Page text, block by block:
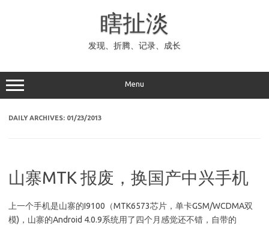
瞎扯淡
发现、折腾、记录、成长
Menu
DAILY ARCHIVES: 01/23/2013
山寨MTK 报废，换国产中兴手机
上一个手机是山寨的I9100（MTK6573芯片，单卡GSM/WCDMA双
模)，山寨的Android 4.0.9系统用了四个月感觉还不错，自带的